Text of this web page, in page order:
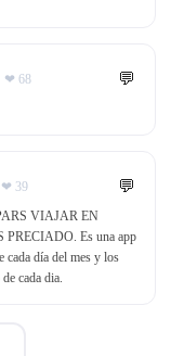
❤ 68 💬
❤ 39 💬
VIAJAR EN
Es una app
cada día del mes y los
cada dia.